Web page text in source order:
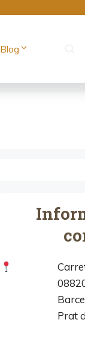
Blog
Prat